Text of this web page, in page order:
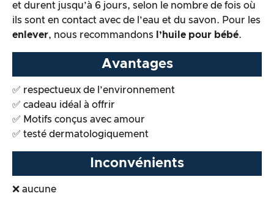
et durent jusqu’à 6 jours, selon le nombre de fois où
ils sont en contact avec de l’eau et du savon. Pour les
enlever, nous recommandons l’huile pour bébé.
Avantages
✅ respectueux de l’environnement
✅ cadeau idéal à offrir
✅ Motifs conçus avec amour
✅ testé dermatologiquement
Inconvénients
❌ aucune